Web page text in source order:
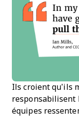
Ils croient qu’ils
responsabilisent
équipes